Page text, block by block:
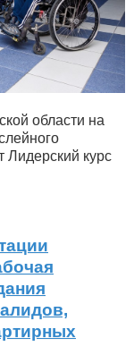
области на
Лидерский курс